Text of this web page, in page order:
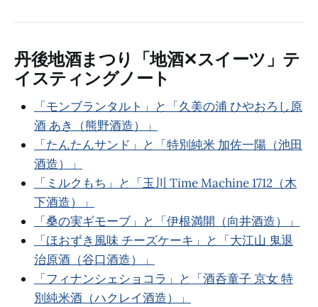
丹後地酒まつり「地酒✕スイーツ」テ
イスティングノート
「モンブランタルト」と「久美の浦 ひやおろし原
酒 あき（熊野酒造）」
「たんたんサンド」と「特別純米 加佐一陽（池田
酒造）」
「ミルクもち」と「玉川 Time Machine 1712（木
下酒造）」
「桑の実ギモーブ」と「伊根満開（向井酒造）」
「ほおずき風味 チーズケーキ」と「大江山 鬼退
治原酒（谷口酒造）」
「フィナンシェショコラ」と「酒呑童子 京女 特
別純米酒（ハクレイ酒造）」